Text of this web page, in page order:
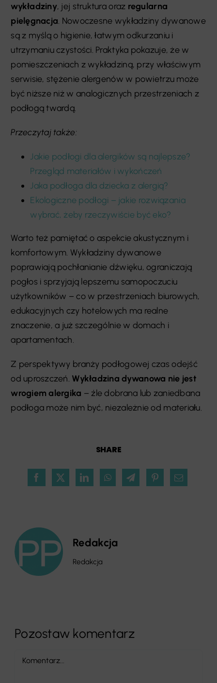
SHARE
wykładziny, jej struktura oraz regularna
pielęgnacja. Nowoczesne wykładziny dywanowe
są z myślą o higienie, łatwym odkurzaniu i
utrzymaniu czystości. Praktyka pokazuje, że w
pomieszczeniach z wykładziną, przy właściwym
serwisie, stężenie alergenów w powietrzu może
być niższe niż w analogicznych przestrzeniach z
podłogą twardą.
Przeczytaj także:
Jakie podłogi dla alergików są najlepsze?
Przegląd materiałów i wykończeń
Jaka podłoga dla dziecka z alergią?
Ekologiczne podłogi – jakie rozwiązania
wybrać, żeby rzeczywiście być eko?
Warto też pamiętać o aspekcie akustycznym i
komfortowym. Wykładziny dywanowe
poprawiają pochłanianie dźwięku, ograniczają
pogłos i sprzyjają lepszemu samopoczuciu
użytkowników – co w przestrzeniach biurowych,
edukacyjnych czy hotelowych ma realne
znaczenie, a już szczególnie w domach i
apartamentach.
Z perspektywy branży podłogowej czas odejść
od uproszczeń. Wykładzina dywanowa nie jest
wrogiem alergika – źle dobrana lub zaniedbana
podłoga może nim być, niezależnie od materiału.
Redakcja
Redakcja
Pozostaw komentarz
Comment